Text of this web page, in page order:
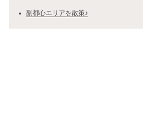
副都心エリアを散策♪